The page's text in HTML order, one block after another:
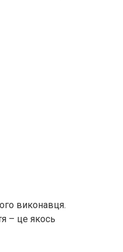
виконавця.
– це якось